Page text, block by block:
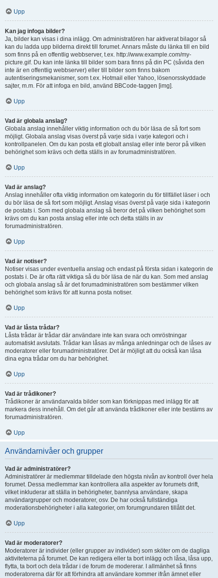
Upp
Kan jag infoga bilder?
Ja, bilder kan visas i dina inlägg. Om administratören har aktiverat bilagor så
kan du ladda upp bilderna direkt till forumet. Annars måste du länka till en bild
som finns på en offentlig webbserver, t.ex. http://www.example.com/my-
picture.gif. Du kan inte länka till bilder som bara finns på din PC (såvida den
inte är en offentlig webbserver) eller till bilder som finns bakom
autentiseringsmekanismer, som t.ex. Hotmail eller Yahoo, lösenorsskyddade
sajter, m.m. För att infoga en bild, använd BBCode-taggen [img].
Upp
Vad är globala anslag?
Globala anslag innehåller viktig information och du bör läsa de så fort som
möjligt. Globala anslag visas överst på varje sida i varje kategori och i
kontrollpanelen. Om du kan posta ett globalt anslag eller inte beror på vilken
behörighet som krävs och detta ställs in av forumadministratören.
Upp
Vad är anslag?
Anslag innehåller ofta viktig information om kategorin du för tillfället läser i och
du bör läsa de så fort som möjligt. Anslag visas överst på varje sida i kategorin
de postats i. Som med globala anslag så beror det på vilken behörighet som
krävs om du kan posta anslag eller inte och detta ställs in av
forumadministratören.
Upp
Vad är notiser?
Notiser visas under eventuella anslag och endast på första sidan i kategorin de
postats i. De är ofta rätt viktiga så du bör läsa de när du kan. Som med anslag
och globala anslag så är det forumadministratören som bestämmer vilken
behörighet som krävs för att kunna posta notiser.
Upp
Vad är låsta trådar?
Låsta trådar är trådar där användare inte kan svara och omröstningar
automatiskt avslutats. Trådar kan låsas av många anledningar och de låses av
moderatorer eller forumadministratörer. Det är möjligt att du också kan låsa
dina egna trådar om du har behörighet.
Upp
Vad är trådikoner?
Trådikoner är användarvalda bilder som kan förknippas med inlägg för att
markera dess innehåll. Om det går att använda trådikoner eller inte bestäms av
forumadministratören.
Upp
Användarnivåer och grupper
Vad är administratörer?
Administratörer är medlemmar tilldelade den högsta nivån av kontroll över hela
forumet. Dessa medlemmar kan kontrollera alla aspekter av forumets drift,
vilket inkluderar att ställa in behörigheter, bannlysa användare, skapa
användargrupper och moderatorer, osv. De har också fullständiga
moderationsbehörigheter i alla kategorier, om forumgrundaren tillåtit det.
Upp
Vad är moderatorer?
Moderatorer är individer (eller grupper av individer) som sköter om de dagliga
aktiviteterna på forumet. De kan redigera eller ta bort inlägg och låsa, låsa upp,
flytta, ta bort och dela trådar i de forum de modererar. I allmänhet så finns
moderatorerna där för att förhindra att användare kommer ifrån ämnet eller